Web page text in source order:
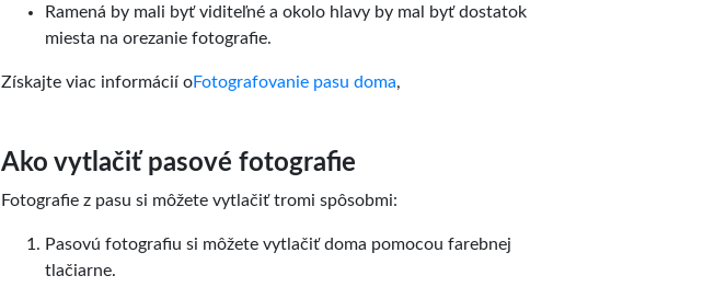
Ramená by mali byť viditeľné a okolo hlavy by mal byť dostatok
miesta na orezanie fotografie.
Získajte viac informácií oFotografovanie pasu doma,
Ako vytlačiť pasové fotografie
Fotografie z pasu si môžete vytlačiť tromi spôsobmi:
Pasovú fotografiu si môžete vytlačiť doma pomocou farebnej
tlačiarne.